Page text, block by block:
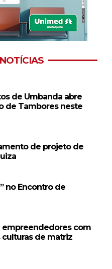
de Umbanda abre
de Tambores neste
de projeto de
no Encontro de
empreendedores com
de matriz